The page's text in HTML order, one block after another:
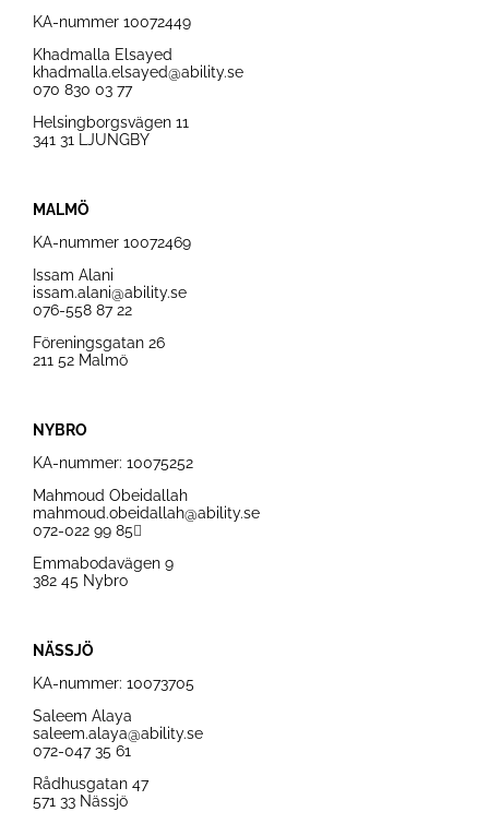
KA-nummer 10072449
Khadmalla Elsayed
khadmalla.elsayed@ability.se
070 830 03 77
Helsingborgsvägen 11
341 31 LJUNGBY
MALMÖ
KA-nummer 10072469
Issam Alani
issam.alani@ability.se
076-558 87 22
Föreningsgatan 26
211 52 Malmö
NYBRO
KA-nummer: 10075252
Mahmoud Obeidallah
mahmoud.obeidallah@ability.se
072-022 99 85
Emmabodavägen 9
382 45 Nybro
NÄSSJÖ
KA-nummer: 10073705
Saleem Alaya
saleem.alaya@ability.se
072-047 35 61
Rådhusgatan 47
571 33 Nässjö